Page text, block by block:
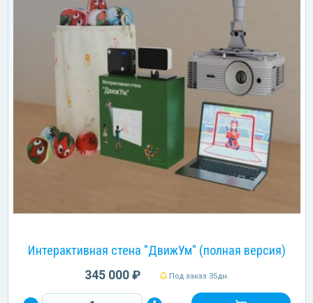
Интерактивная стена "ДвижУм" (полная версия)
345 000 ₽ Под заказ 35дн.